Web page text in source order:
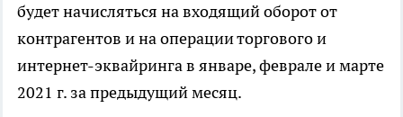
будет начисляться на входящий оборот от
контрагентов и на операции торгового и
интернет-эквайринга в январе, феврале и марте
2021 г. за предыдущий месяц.